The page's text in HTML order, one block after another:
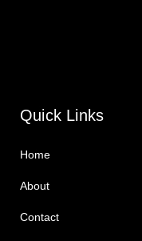
Quick Links
Home
About
Contact